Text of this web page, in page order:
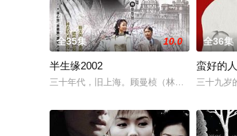
全35集 10.0
半生缘2002
三十年代，旧上海。顾曼桢（林心如 饰）优
全36集
蛮好的
三十九岁